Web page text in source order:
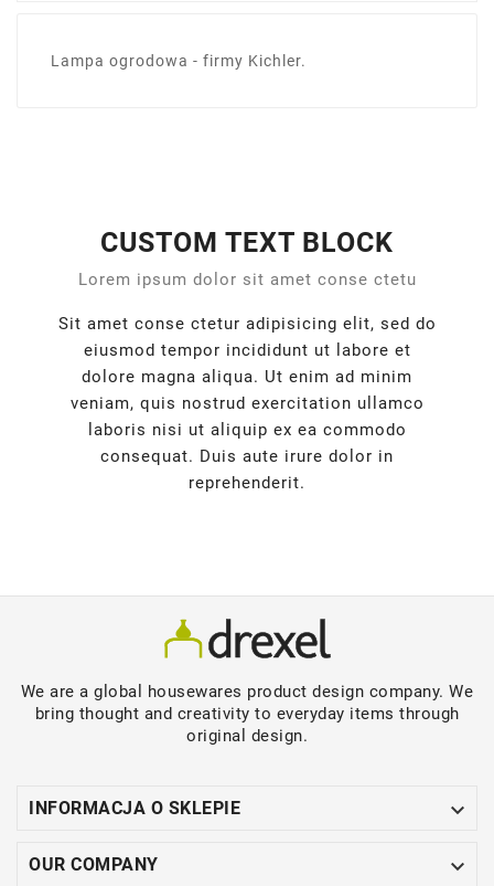
Lampa ogrodowa - firmy Kichler.
CUSTOM TEXT BLOCK
Lorem ipsum dolor sit amet conse ctetu
Sit amet conse ctetur adipisicing elit, sed do
eiusmod tempor incididunt ut labore et
dolore magna aliqua. Ut enim ad minim
veniam, quis nostrud exercitation ullamco
laboris nisi ut aliquip ex ea commodo
consequat. Duis aute irure dolor in
reprehenderit.
We are a global housewares product design company. We
bring thought and creativity to everyday items through
original design.
INFORMACJA O SKLEPIE 
OUR COMPANY 